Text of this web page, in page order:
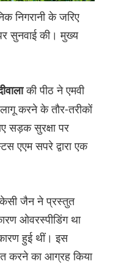
निगरानी के जरिए
सुनवाई की। मुख्य
की पीठ ने एमवी
करने के तौर-तरीकों
सड़क सुरक्षा पर
एएम सपरे द्वारा एक
केसी जैन ने प्रस्तुत
ओवरस्पीडिंग था
हुई थीं। इस
करने का आग्रह किया